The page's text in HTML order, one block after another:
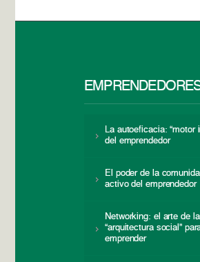
La autoeficacia: “motor
del emprendedor
El poder de la
activo del emprendedor
Networking: el arte de la
“arquitectura social”
emprender